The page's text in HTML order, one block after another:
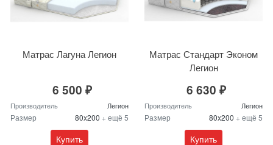
Матрас Лагуна Легион
6 500 ₽
Производитель Легион
Размер 80x200 + ещё 5
Купить
Матрас Стандарт Эконом
Легион
6 630 ₽
Производитель Легион
Размер 80x200 + ещё 5
Купить